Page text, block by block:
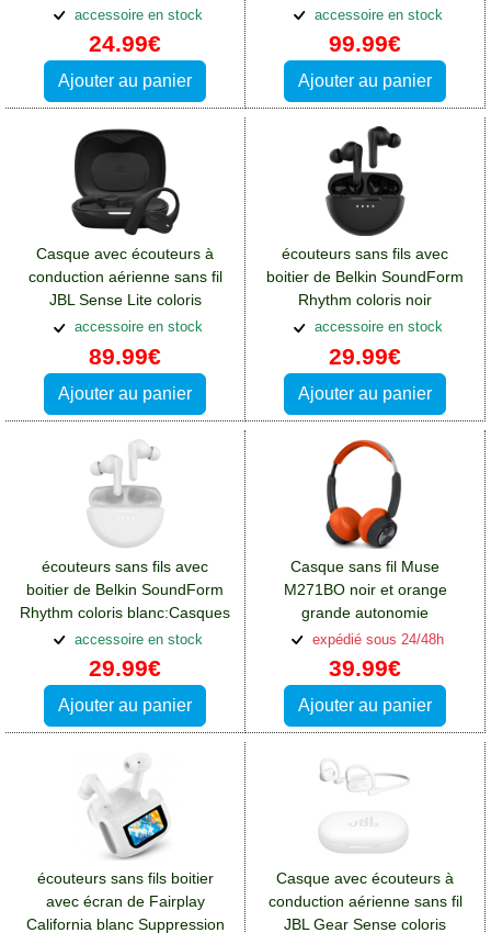
Obal:Me:Casques et
écouteurs Oppo A76
accessoire en stock
24.99€
Ajouter au panier
Oppo A76
accessoire en stock
99.99€
Ajouter au panier
Casque avec écouteurs à
conduction aérienne sans fil
JBL Sense Lite coloris
noir:Casques et écouteurs
Oppo A76
accessoire en stock
89.99€
Ajouter au panier
écouteurs sans fils avec
boitier de Belkin SoundForm
Rhythm coloris noir
Supression de bruit ANC
accessoire en stock
29.99€
Ajouter au panier
écouteurs sans fils avec
boitier de Belkin SoundForm
Rhythm coloris blanc:Casques
et écouteurs Oppo A76
accessoire en stock
29.99€
Ajouter au panier
Casque sans fil Muse
M271BO noir et orange
grande autonomie
65H:Casques et écouteurs
Oppo A76
expédié sous 24/48h
39.99€
Ajouter au panier
écouteurs sans fils boitier
avec écran de Fairplay
California blanc Suppression
Casque avec écouteurs à
conduction aérienne sans fil
JBL Gear Sense coloris